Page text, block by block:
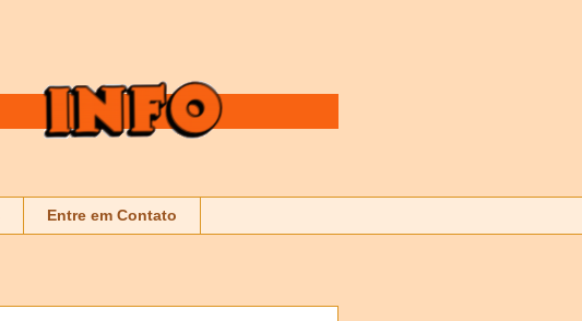
Entre em Contato